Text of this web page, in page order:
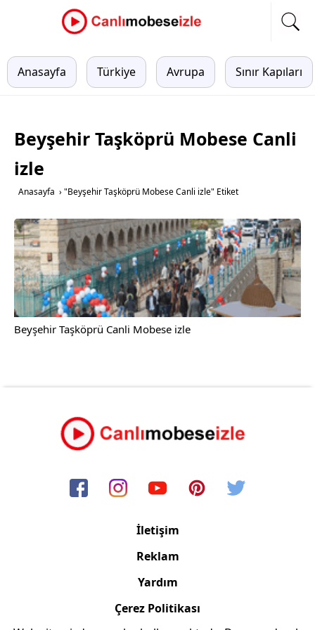
Anasayfa Türkiye Avrupa Sınır Kapıları
Beyşehir Taşköprü Mobese Canli
izle
Anasayfa › "Beyşehir Taşköprü Mobese Canli izle" Etiket
Beyşehir Taşköprü Canli Mobese izle
İletişim
Reklam
Yardım
Çerez Politikası